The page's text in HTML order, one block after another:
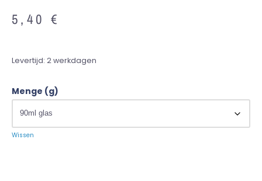
5,40 €
Levertijd: 2 werkdagen
Menge (g)
Wissen